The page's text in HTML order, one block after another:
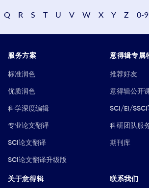
Q R S T U V W X Y Z 0-9